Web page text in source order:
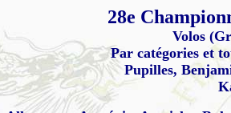
28e
Volos
Par catégories et
Pupilles,